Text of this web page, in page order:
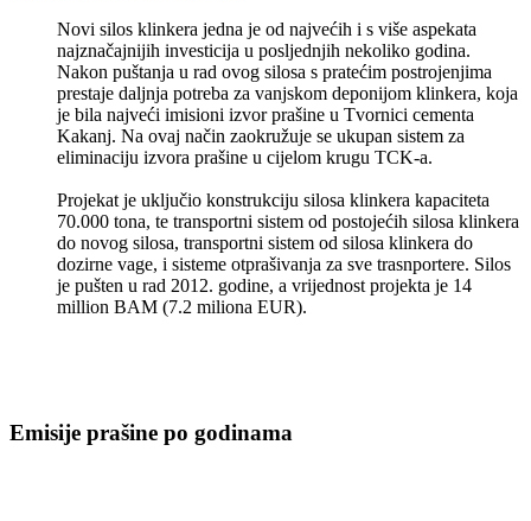
Novi silos klinkera jedna je od najvećih i s više aspekata
najznačajnijih investicija u posljednjih nekoliko godina.
Nakon puštanja u rad ovog silosa s pratećim postrojenjima
prestaje daljnja potreba za vanjskom deponijom klinkera, koja
je bila najveći imisioni izvor prašine u Tvornici cementa
Kakanj. Na ovaj način zaokružuje se ukupan sistem za
eliminaciju izvora prašine u cijelom krugu TCK-a.
Projekat je uključio konstrukciju silosa klinkera kapaciteta
70.000 tona, te transportni sistem od postojećih silosa klinkera
do novog silosa, transportni sistem od silosa klinkera do
dozirne vage, i sisteme otprašivanja za sve trasnportere. Silos
je pušten u rad 2012. godine, a vrijednost projekta je 14
million BAM (7.2 miliona EUR).
Emisije prašine po godinama